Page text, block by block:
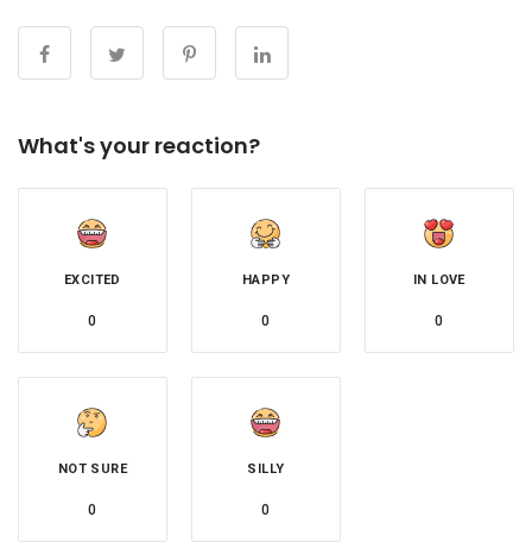
What's your reaction?
EXCITED
0
HAPPY
0
IN LOVE
0
NOT SURE
0
SILLY
0